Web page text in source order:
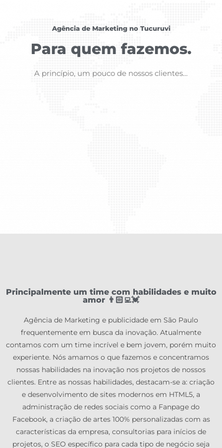
Agência de Marketing no Tucuruvi
Para quem fazemos.
A princípio, um pouco de nossos clientes…
Principalmente um time com habilidades e muito
amor 👨🏻‍💻💓
Agência de Marketing e publicidade em São Paulo
frequentemente em busca da inovação. Atualmente
contamos com um time incrível e bem jovem, porém muito
experiente. Nós amamos o que fazemos e concentramos
nossas habilidades na inovação nos projetos de nossos
clientes. Entre as nossas habilidades, destacam-se a: criação
e desenvolvimento de sites modernos em HTML5, a
administração de redes sociais como a Fanpage do
Facebook, a criação de artes 100% personalizadas com as
características da empresa, consultorias para inícios de
projetos, o SEO específico para cada tipo de negócio seja